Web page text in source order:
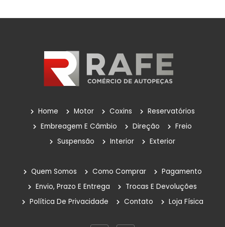
POLIA DA BOMBA D'ÁGUA
Reservatório
Reservatório De Para-Brisas
Reservatorio Óleo Hidráulico
Reservatórios
Rolamentos
Sem Categoria
Suspensão
Home Motor Coxins
Reservatórios
Embreagem E Câmbio
Direção
Freio
Suspensão
Interior Exterior
Quem Somos Como Comprar
Pagamento
Envio, Prazo E Entrega
Trocas E Devoluções
Política De Privacidade
Contato Loja Física